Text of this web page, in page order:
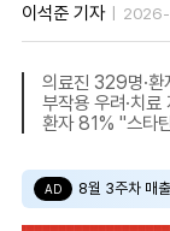
이석준 기자
의료진 329명·
부작용 우려·치
환자 81% "스타
AD 8월 3주차 매